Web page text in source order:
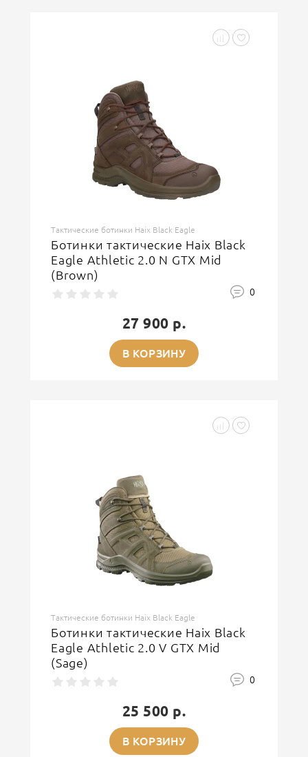
Тактические ботинки Haix Black Eagle
Ботинки тактические Haix Black
Eagle Athletic 2.0 N GTX Mid
(Brown)
0
27 900 р.
В КОРЗИНУ
Тактические ботинки Haix Black Eagle
Ботинки тактические Haix Black
Eagle Athletic 2.0 V GTX Mid
(Sage)
0
25 500 р.
В КОРЗИНУ